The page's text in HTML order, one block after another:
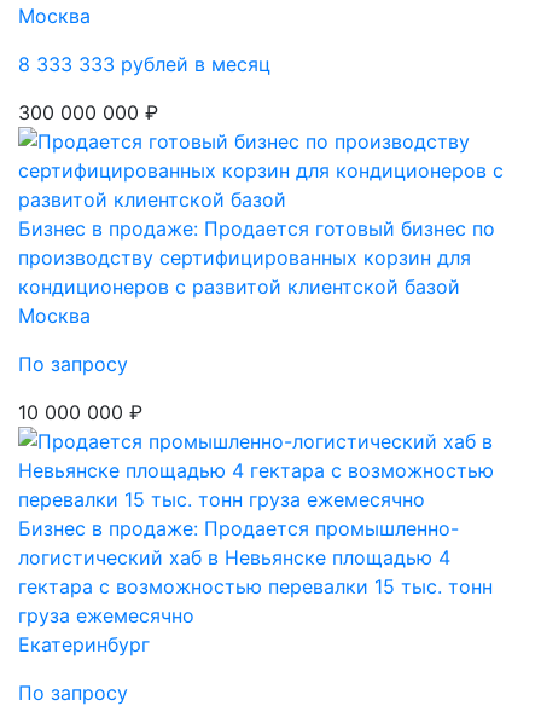
Москва
8 333 333 рублей в месяц
300 000 000 ₽
Бизнес в продаже: Продается готовый бизнес по
производству сертифицированных корзин для
кондиционеров с развитой клиентской базой
Москва
По запросу
10 000 000 ₽
Бизнес в продаже: Продается промышленно-
логистический хаб в Невьянске площадью 4
гектара с возможностью перевалки 15 тыс. тонн
груза ежемесячно
Екатеринбург
По запросу